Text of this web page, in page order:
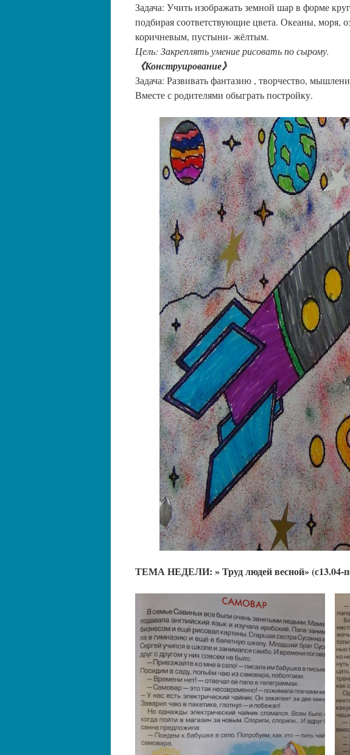
Задача: Учить изображать земной шар в форме
подбирая соответствующие цвета. Океаны, моря,
коричневым, пустыни- жёлтым.
Цель: Закреплять умение рисовать по сырому.
《Конструирование》
Задача: Развивать фантазию , творчество,
Вместе с родителями обыграть постройку.
ТЕМА НЕДЕЛИ: » Труд людей весной» (с13.04-